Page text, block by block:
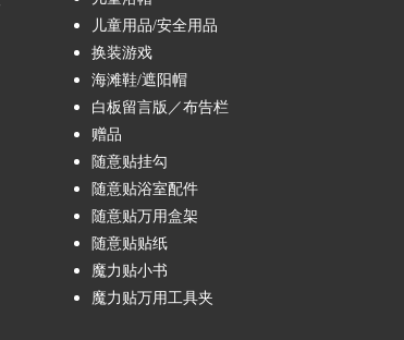
儿童用品/安全用品
换装游戏
海滩鞋/遮阳帽
白板留言版／布告栏
赠品
随意贴挂勾
随意贴浴室配件
随意贴万用盒架
随意贴贴纸
魔力贴小书
魔力贴万用工具夹